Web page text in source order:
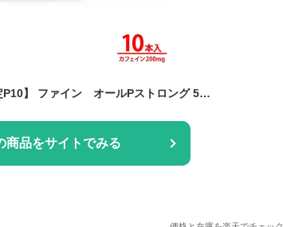
【送料無料＆3/18限定P10】 ファイン オールPストロング 50mL×10本 シトラス風味 カフェイン 200mg L-アルギニン 200mg ビタミンB1 マカエキス ガラナエキス 配合 睡魔 眠気 覚ましスッキリ ドライブ ウトウト お悩み 活力チャージ
商品をサイトでみる